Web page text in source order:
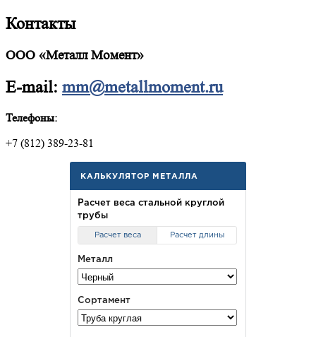
Контакты
ООО «Металл Момент»
E-mail: mm@metallmoment.ru
Телефоны:
+7 (812) 389-23-81